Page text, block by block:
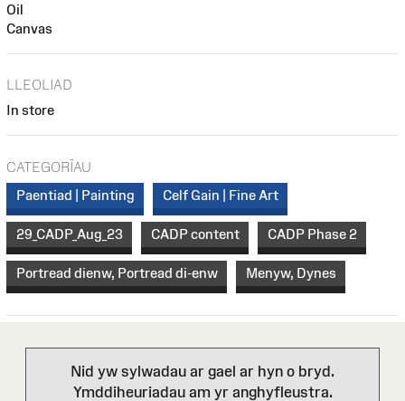
Oil
Canvas
LLEOLIAD
In store
CATEGORÏAU
Paentiad | Painting
Celf Gain | Fine Art
29_CADP_Aug_23 CADP content CADP Phase 2
Portread dienw, Portread di-enw Menyw, Dynes
Nid yw sylwadau ar gael ar hyn o bryd.
Ymddiheuriadau am yr anghyfleustra.